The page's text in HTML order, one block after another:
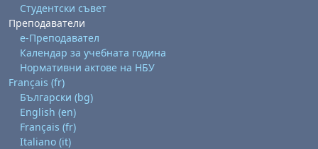
Студентски съвет
Преподаватели
е-Преподавател
Календар за учебната година
Нормативни актове на НБУ
Français ‎(fr)‎
Български ‎(bg)‎
English ‎(en)‎
Français ‎(fr)‎
Italiano ‎(it)‎